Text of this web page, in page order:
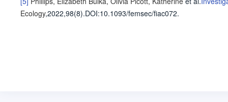
Ecology,2022,98(8).DOI:10.1093/femsec/fiac072.